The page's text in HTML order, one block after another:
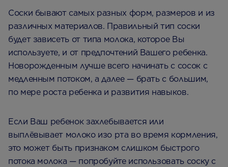
Соски бывают самых разных форм, размеров и из
различных материалов. Правильный тип соски
будет зависеть от типа молока, которое Вы
используете, и от предпочтений Вашего ребенка.
Новорожденным лучше всего начинать с сосок с
медленным потоком, а далее — брать с большим,
по мере роста ребенка и развития навыков.
Если Ваш ребенок захлебывается или
выплёвывает молоко изо рта во время кормления,
это может быть признаком слишком быстрого
потока молока — попробуйте использовать соску с